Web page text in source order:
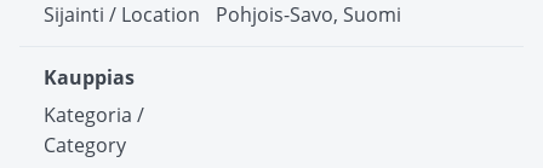
Pohjois-Savo, Suomi
Kauppias